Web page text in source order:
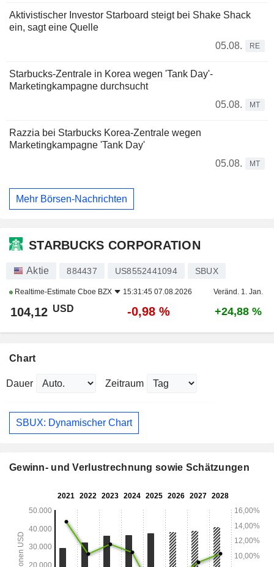
Aktivistischer Investor Starboard steigt bei Shake Shack
ein, sagt eine Quelle
05.08.
RE
Starbucks-Zentrale in Korea wegen 'Tank Day'-
Marketingkampagne durchsucht
05.08.
MT
Razzia bei Starbucks Korea-Zentrale wegen
Marketingkampagne 'Tank Day'
05.08.
MT
Mehr Börsen-Nachrichten
STARBUCKS CORPORATION
Aktie 884437 US8552441094 SBUX
Realtime-Estimate Cboe BZX 15:31:45 07.08.2026 Veränd. 1. Jan.
104,12 USD -0,98 % +24,88 %
Chart
Dauer Zeitraum
SBUX: Dynamischer Chart
Gewinn- und Verlustrechnung sowie Schätzungen